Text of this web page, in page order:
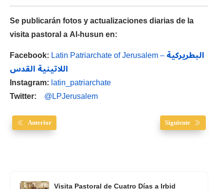
Se publicarán fotos y actualizaciones diarias de la
visita pastoral a Al-husun en:
Facebook:Latin Patriarchate of Jerusalem –البطريركية
اللاتينية القدس
Instagram:latin_patriarchate
Twitter: @LPJerusalem
Anterior Siguiente